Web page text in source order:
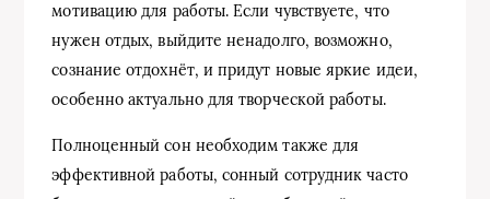
мотивацию для работы. Если чувствуете, что
нужен отдых, выйдите ненадолго, возможно,
сознание отдохнёт, и придут новые яркие идеи,
особенно актуально для творческой работы.
Полноценный сон необходим также для
эффективной работы, сонный сотрудник часто